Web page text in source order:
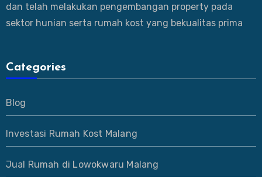
dan telah melakukan pengembangan property pada
sektor hunian serta rumah kost yang bekualitas prima
Categories
Blog
Investasi Rumah Kost Malang
Jual Rumah di Lowokwaru Malang